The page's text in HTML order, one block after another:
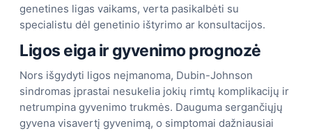
genetines ligas vaikams, verta pasikalbėti su
specialistu dėl genetinio ištyrimo ar konsultacijos.
Ligos eiga ir gyvenimo prognozė
Nors išgydyti ligos neįmanoma, Dubin-Johnson
sindromas įprastai nesukelia jokių rimtų komplikacijų ir
netrumpina gyvenimo trukmės. Dauguma sergančiųjų
gyvena visavertį gyvenimą, o simptomai dažniausiai